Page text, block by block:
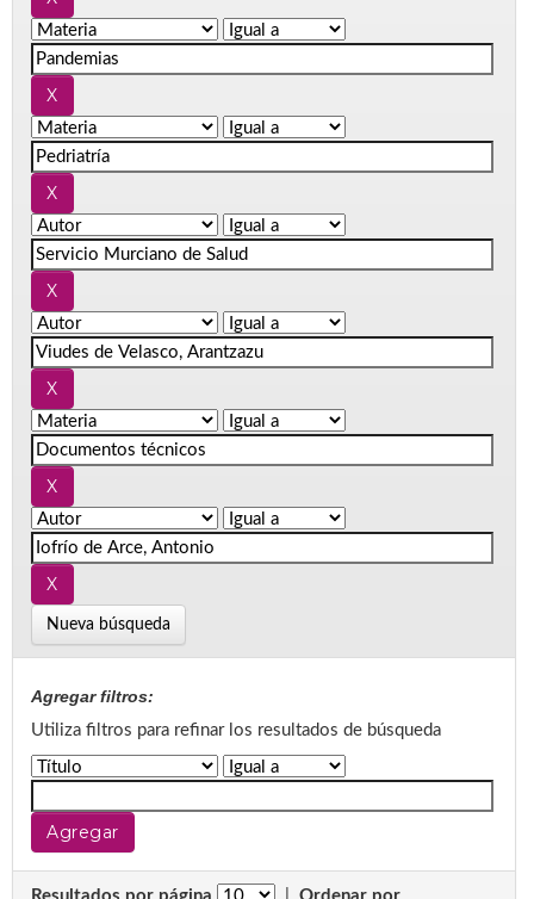
Nueva búsqueda
Agregar filtros:
Utiliza filtros para refinar los resultados de búsqueda